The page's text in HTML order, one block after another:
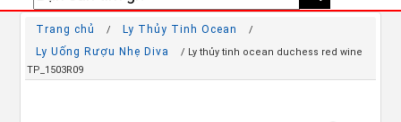
Trang chủ / Ly Thủy Tinh Ocean /
Ly Uống Rượu Nhẹ Diva
/ Ly thủy tinh ocean duchess red wine
TP_1503R09